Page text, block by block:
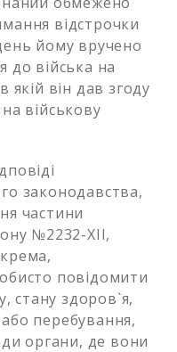
відстрочки
йому вручено
до війська на
якій він дав згоду
військову
законодавства,
частини
№2232-ХІІ,
повідомити
стану здоров`я,
перебування,
органи, де вони